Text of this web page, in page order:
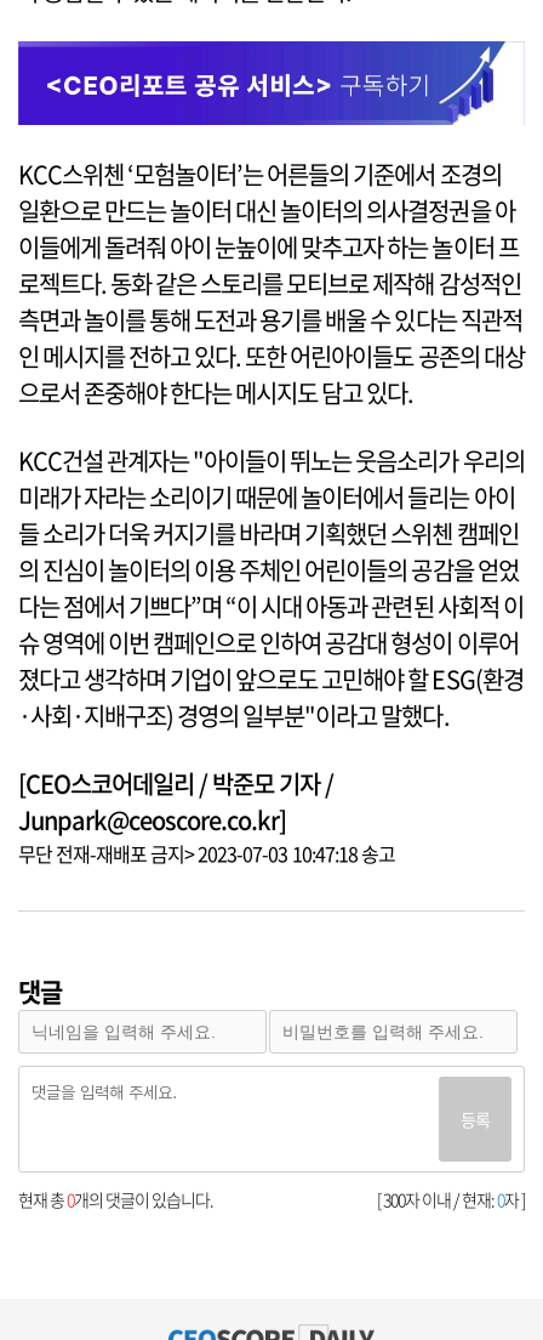
KCC스위첸 ‘모험놀이터’는 어른들의 기준에서 조경의
일환으로 만드는 놀이터 대신 놀이터의 의사결정권을 아
이들에게 돌려줘 아이 눈높이에 맞추고자 하는 놀이터 프
로젝트다. 동화 같은 스토리를 모티브로 제작해 감성적인
측면과 놀이를 통해 도전과 용기를 배울 수 있다는 직관적
인 메시지를 전하고 있다. 또한 어린아이들도 공존의 대상
으로서 존중해야 한다는 메시지도 담고 있다.
KCC건설 관계자는 "아이들이 뛰노는 웃음소리가 우리의
미래가 자라는 소리이기 때문에 놀이터에서 들리는 아이
들 소리가 더욱 커지기를 바라며 기획했던 스위첸 캠페인
의 진심이 놀이터의 이용 주체인 어린이들의 공감을 얻었
다는 점에서 기쁘다”며 “이 시대 아동과 관련된 사회적 이
슈 영역에 이번 캠페인으로 인하여 공감대 형성이 이루어
졌다고 생각하며 기업이 앞으로도 고민해야 할 ESG(환경
·사회·지배구조) 경영의 일부분"이라고 말했다.
[CEO스코어데일리 / 박준모 기자 /
Junpark@ceoscore.co.kr]
무단 전재-재배포 금지> 2023-07-03 10:47:18 송고
댓글
등록
[ 300자 이내 / 현재:0자 ]
현재 총0개의 댓글이 있습니다.